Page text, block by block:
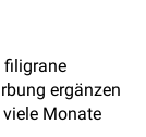
filigrane
ergänzen
Monate